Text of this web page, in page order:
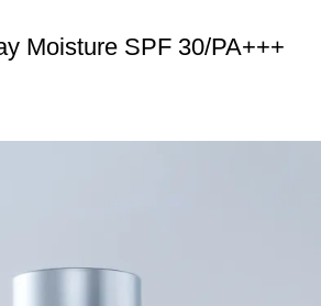
Moisture SPF 30/PA+++